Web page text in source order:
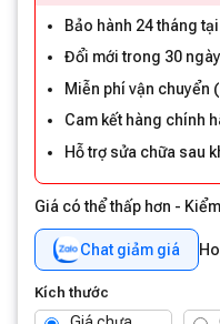
Bảo hành 24 tháng
Đổi mới trong 30
Miễn phí vận chuyển
Cam kết hàng chính
Hỗ trợ sửa chữa sau
Giá có thể thấp hơn -
Chat giảm giá
Kích thước